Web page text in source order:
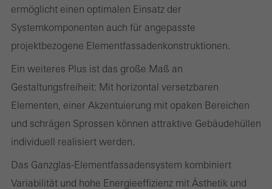
ermöglicht einen optimalen Einsatz der
Systemkomponenten auch für angepasste
projektbezogene Elementfassadenkonstruktionen.
Ein weiteres Plus ist das große Maß an
Gestaltungsfreiheit: Mit horizontal versetzbaren
Elementen, einer Akzentuierung mit opaken Bereichen
und schrägen Sprossen können attraktive Gebäudehüllen
individuell realisiert werden.
Das Ganzglas-Elementfassadensystem kombiniert
Variabilität und hohe Energieeffizienz mit Ästhetik und
Nutzung der Webseite zu analysieren und das Angebot,
beispielsweise durch Auswertung von durchgeführten
Kampagnen, zu optimieren. Diese Cookies werden dazu
verwendet, die Nutzerfreundlichkeit der Webseite und damit das
Nutzererlebnis zu verbessern. Sie sammeln Informationen über
die Nutzungsweise der Webseite, Anzahl der Besuche,
durchschnittliche Verweilzeit, aufgerufene Seiten.
Marketing / Drittanbieter Cookies